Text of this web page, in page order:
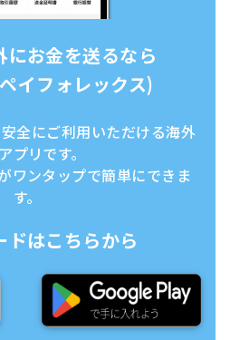
にお金を送るなら
イフォレックス)
全にご利用いただける海外
プリです。
ワンタップで簡単にできま
す。
ドはこちらから